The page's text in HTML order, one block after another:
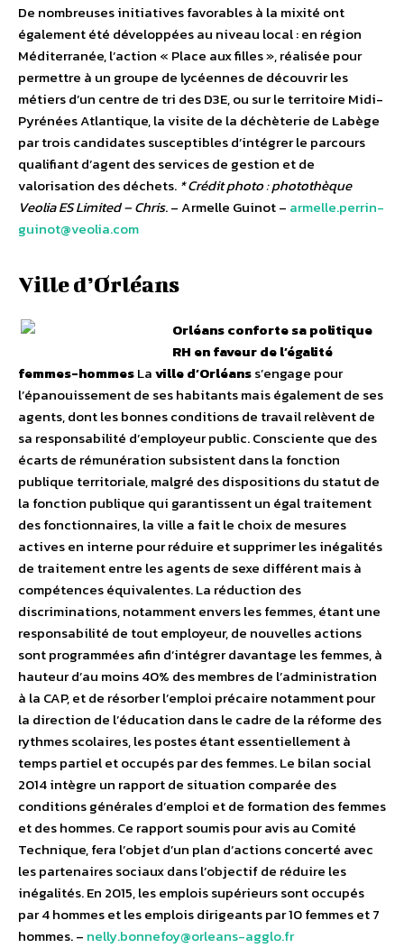
De nombreuses initiatives favorables à la mixité ont
également été développées au niveau local : en région
Méditerranée, l’action « Place aux filles », réalisée pour
permettre à un groupe de lycéennes de découvrir les
métiers d’un centre de tri des D3E, ou sur le territoire Midi-
Pyrénées Atlantique, la visite de la déchèterie de Labège
par trois candidates susceptibles d’intégrer le parcours
qualifiant d’agent des services de gestion et de
valorisation des déchets. * Crédit photo :photothèque
Veolia ES Limited – Chris. – Armelle Guinot – armelle.perrin-
guinot@veolia.com
Ville d’Orléans
Orléans conforte sa politique
RH en faveur de l’égalité
femmes-hommesLaville d’Orléanss’engage pour
l’épanouissement de ses habitants mais également de ses
agents, dont les bonnes conditions de travail relèvent de
sa responsabilité d’employeur public. Consciente que des
écarts de rémunération subsistent dans la fonction
publique territoriale, malgré des dispositions du statut de
la fonction publique qui garantissent un égal traitement
des fonctionnaires, la ville a fait le choix de mesures
actives en interne pour réduire et supprimer les inégalités
de traitement entre les agents de sexe différent mais à
compétences équivalentes. La réduction des
discriminations, notamment envers les femmes, étant une
responsabilité de tout employeur, de nouvelles actions
sont programmées afin d’intégrer davantage les femmes, à
hauteur d’au moins 40% des membres de l’administration
à la CAP, et de résorber l’emploi précaire notamment pour
la direction de l’éducation dans le cadre de la réforme des
rythmes scolaires, les postes étant essentiellement à
temps partiel et occupés par des femmes. Le bilan social
2014 intègre un rapport de situation comparée des
conditions générales d’emploi et de formation des femmes
et des hommes. Ce rapport soumis pour avis au Comité
Technique, fera l’objet d’un plan d’actions concerté avec
les partenaires sociaux dans l’objectif de réduire les
inégalités. En 2015, les emplois supérieurs sont occupés
par 4 hommes et les emplois dirigeants par 10 femmes et 7
hommes. – nelly.bonnefoy@orleans-agglo.fr